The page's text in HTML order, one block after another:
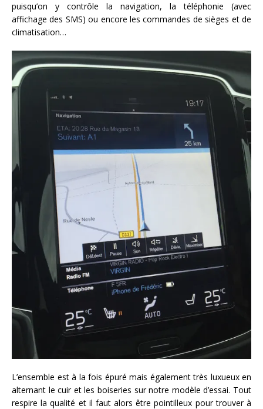
puisqu’on y contrôle la navigation, la téléphonie (avec
affichage des SMS) ou encore les commandes de sièges et de
climatisation…
L’ensemble est à la fois épuré mais également très luxueux en
alternant le cuir et les boiseries sur notre modèle d’essai. Tout
respire la qualité et il faut alors être pointilleux pour trouver à